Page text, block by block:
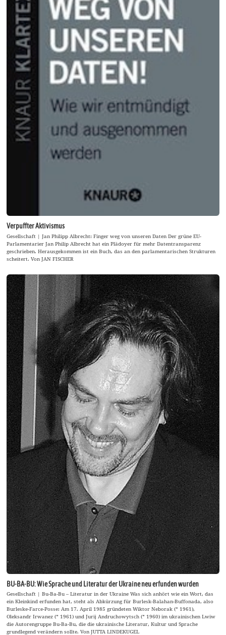
Verpuffter Aktivismus
Gesellschaft | Jan Philipp Albrecht: Finger weg von unseren Daten Der grüne EU-
Parlamentarier Jan Philip Albrecht hat ein Plädoyer für mehr Datentransparenz
geschrieben. Herausgekommen ist ein Buch, das an den parlamentarischen Strukturen
scheitert. Von JAN FISCHER
BU-BA-BU: Wie Sprache und Literatur der Ukraine neu erfunden wurden
Gesellschaft | Bu-Ba-Bu – Literatur in der Ukraine Was sich anhört wie ein Wort, das
ein Kleinkind erfunden hat, steht als Abkürzung für Burlesk-Balahan-Buffonada, also
Burleske-Farce-Posse: Am 17. April 1985 gründeten Wiktor Neborak (* 1961),
Oleksandr Irwanez (* 1961) und Jurij Andruchowytsch (* 1960) im ukrainischen Lwiw
die Autorengruppe Bu-Ba-Bu, die die ukrainische Literatur, Kultur und Sprache
grundlegend verändern sollte. Von JUTTA LINDEKUGEL